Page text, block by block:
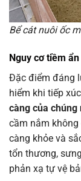
Bể cát nuôi ốc
Nguy cơ tiềm ẩn
Đặc điểm đáng
hiểm khi tiếp
càng của chúng
cầm nắm không
càng khỏe và
tổn thương,
phản xạ tự vệ